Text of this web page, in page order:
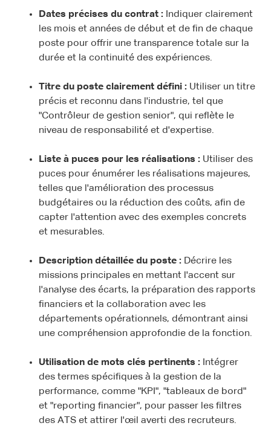
Dates précises du contrat : Indiquer clairement
les mois et années de début et de fin de chaque
poste pour offrir une transparence totale sur la
durée et la continuité des expériences.
Titre du poste clairement défini : Utiliser un titre
précis et reconnu dans l'industrie, tel que
"Contrôleur de gestion senior", qui reflète le
niveau de responsabilité et d'expertise.
Liste à puces pour les réalisations : Utiliser des
puces pour énumérer les réalisations majeures,
telles que l'amélioration des processus
budgétaires ou la réduction des coûts, afin de
capter l'attention avec des exemples concrets
et mesurables.
Description détaillée du poste : Décrire les
missions principales en mettant l'accent sur
l'analyse des écarts, la préparation des rapports
financiers et la collaboration avec les
départements opérationnels, démontrant ainsi
une compréhension approfondie de la fonction.
Utilisation de mots clés pertinents : Intégrer
des termes spécifiques à la gestion de la
performance, comme "KPI", "tableaux de bord"
et "reporting financier", pour passer les filtres
des ATS et attirer l'œil averti des recruteurs.